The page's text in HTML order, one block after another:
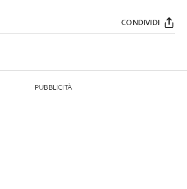
CONDIVIDI
PUBBLICITÀ